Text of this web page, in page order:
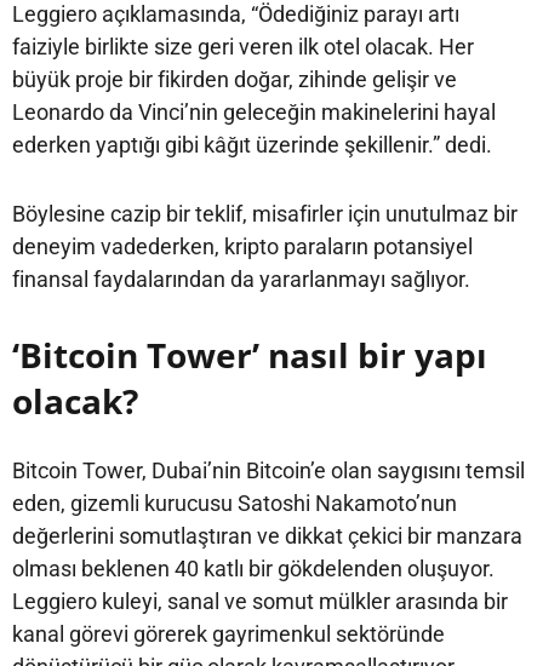
Leggiero açıklamasında, “Ödediğiniz parayı artı
faiziyle birlikte size geri veren ilk otel olacak. Her
büyük proje bir fikirden doğar, zihinde gelişir ve
Leonardo da Vinci’nin geleceğin makinelerini hayal
ederken yaptığı gibi kâğıt üzerinde şekillenir.” dedi.
Böylesine cazip bir teklif, misafirler için unutulmaz bir
deneyim vadederken, kripto paraların potansiyel
finansal faydalarından da yararlanmayı sağlıyor.
‘Bitcoin Tower’ nasıl bir yapı
olacak?
Bitcoin Tower, Dubai’nin Bitcoin’e olan saygısını temsil
eden, gizemli kurucusu Satoshi Nakamoto’nun
değerlerini somutlaştıran ve dikkat çekici bir manzara
olması beklenen 40 katlı bir gökdelenden oluşuyor.
Leggiero kuleyi, sanal ve somut mülkler arasında bir
kanal görevi görerek gayrimenkul sektöründe